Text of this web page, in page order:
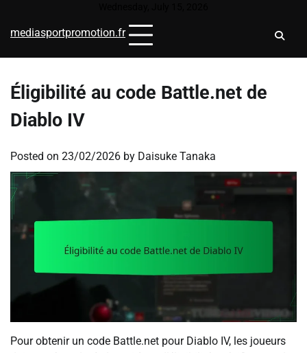
content
mediasportpromotion.fr
Éligibilité au code Battle.net de
Diablo IV
Posted on 23/02/2026 by Daisuke Tanaka
Pour obtenir un code Battle.net pour Diablo IV, les joueurs